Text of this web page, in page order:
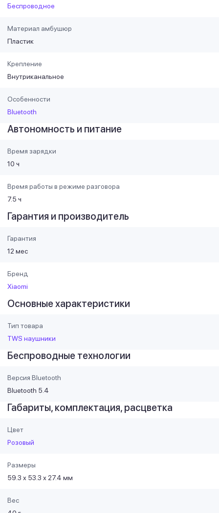
Беспроводное
Материал амбушюр
Пластик
Крепление
Внутриканальное
Особенности
Bluetooth
Автономность и питание
Время зарядки
10 ч
Время работы в режиме разговора
7.5 ч
Гарантия и производитель
Гарантия
12 мес
Бренд
Xiaomi
Основные характеристики
Тип товара
TWS наушники
Беспроводные технологии
Версия Bluetooth
Bluetooth 5.4
Габариты, комплектация, расцветка
Цвет
Розовый
Размеры
59.3 х 53.3 х 27.4 мм
Вес